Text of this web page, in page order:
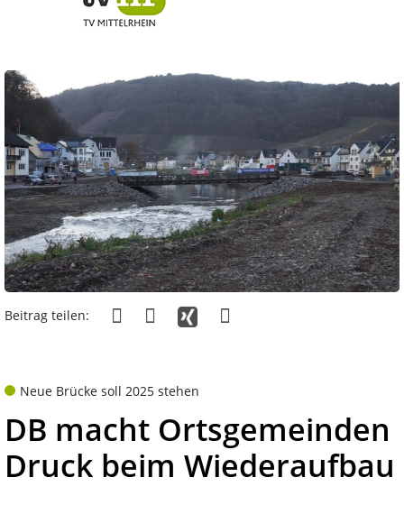
Beitrag teilen:
Neue Brücke soll 2025 stehen
DB macht Ortsgemeinden
Druck beim Wiederaufbau